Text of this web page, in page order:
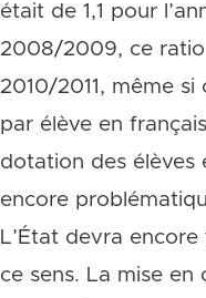
était de 1,1 pour
2008/2009, ce ratio
2010/2011, même si
par élève en
dotation des élèves
encore
L’État devra
ce sens. La mise